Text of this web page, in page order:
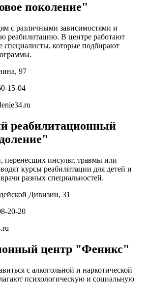
поколение"
с различными зависимостями и
реабилитацию. В центре работают
специалисты, которые подбирают
97
15-04
реабилитационный
перенесших инсульт, травмы или
курсы реабилитации для детей и
разных специальностей.
Дивизии, 31
20-20
центр "Феникс"
с алкогольной и наркотической
психологическую и социальную